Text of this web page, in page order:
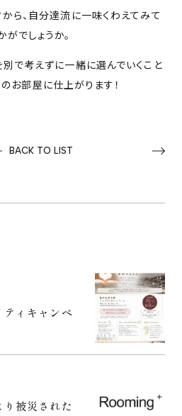
ら、自分達流に一味くわえてみて
がでしょうか。
で考えずに一緒に選んでいくこと
お部屋に仕上がります！
BACK TO LIST
ティキャンペ
り被災された